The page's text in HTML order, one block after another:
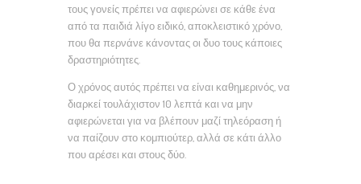
τους γονείς πρέπει να αφιερώνει σε κάθε ένα
από τα παιδιά λίγο ειδικό, αποκλειστικό χρόνο,
που θα περνάνε κάνοντας οι δυο τους κάποιες
δραστηριότητες.
Ο χρόνος αυτός πρέπει να είναι καθημερινός, να
διαρκεί τουλάχιστον 10 λεπτά και να μην
αφιερώνεται για να βλέπουν μαζί τηλεόραση ή
να παίζουν στο κομπιούτερ, αλλά σε κάτι άλλο
που αρέσει και στους δύο.